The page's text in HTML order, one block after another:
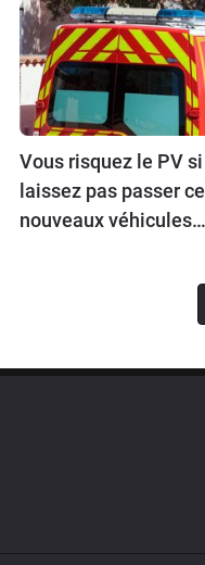
Vous risquez le PV
laissez pas passer
nouveaux véhicules